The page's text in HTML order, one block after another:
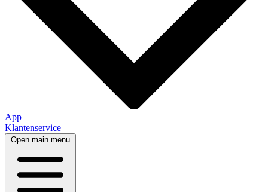
App
Klantenservice
Open main menu